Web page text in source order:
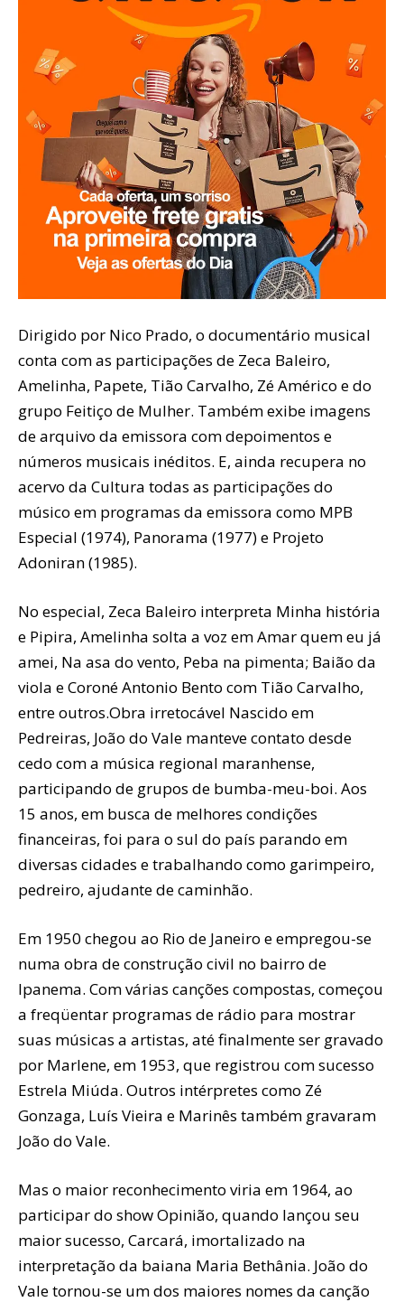
Dirigido por Nico Prado, o documentário musical
conta com as participações de Zeca Baleiro,
Amelinha, Papete, Tião Carvalho, Zé Américo e do
grupo Feitiço de Mulher. Também exibe imagens
de arquivo da emissora com depoimentos e
números musicais inéditos. E, ainda recupera no
acervo da Cultura todas as participações do
músico em programas da emissora como MPB
Especial (1974), Panorama (1977) e Projeto
Adoniran (1985).
No especial, Zeca Baleiro interpreta Minha história
e Pipira, Amelinha solta a voz em Amar quem eu já
amei, Na asa do vento, Peba na pimenta; Baião da
viola e Coroné Antonio Bento com Tião Carvalho,
entre outros.Obra irretocável Nascido em
Pedreiras, João do Vale manteve contato desde
cedo com a música regional maranhense,
participando de grupos de bumba-meu-boi. Aos
15 anos, em busca de melhores condições
financeiras, foi para o sul do país parando em
diversas cidades e trabalhando como garimpeiro,
pedreiro, ajudante de caminhão.
Em 1950 chegou ao Rio de Janeiro e empregou-se
numa obra de construção civil no bairro de
Ipanema. Com várias canções compostas, começou
a freqüentar programas de rádio para mostrar
suas músicas a artistas, até finalmente ser gravado
por Marlene, em 1953, que registrou com sucesso
Estrela Miúda. Outros intérpretes como Zé
Gonzaga, Luís Vieira e Marinês também gravaram
João do Vale.
Mas o maior reconhecimento viria em 1964, ao
participar do show Opinião, quando lançou seu
maior sucesso, Carcará, imortalizado na
interpretação da baiana Maria Bethânia. João do
Vale tornou-se um dos maiores nomes da canção